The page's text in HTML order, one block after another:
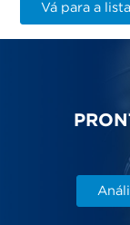
Vá para a